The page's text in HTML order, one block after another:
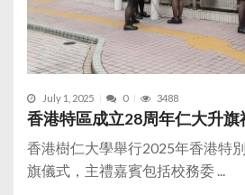
July 1, 2025 0 3488
香港特區成立28周年仁大升旗
香港樹仁大學舉行2025年香港特
旗儀式，主禮嘉賓包括校務委 ...